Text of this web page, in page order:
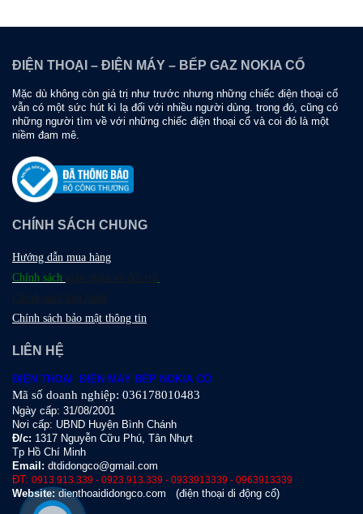
ĐIỆN THOẠI – ĐIỆN MÁY – BẾP GAZ NOKIA CỔ
Mặc dù không còn giá trị như trước nhưng những chiếc điện thoại cổ
vẫn có một sức hút kì lạ đối với nhiều người dùng. trong đó, cũng có
những người tìm về với những chiếc điện thoại cổ và coi đó là một
niềm đam mê.
CHÍNH SÁCH CHUNG
Hướng dẫn mua hàng
Chính sách giao nhận và đổi trả
Chính sách bảo hành
Chính sách bảo mật thông tin
LIÊN HỆ
ĐIỆN THOẠI ĐIỆN MÁY BẾP NOKIA CỔ
Mã số doanh nghiệp: 036178010483
Ngày cấp: 31/08/2001
Nơi cấp: UBND Huyện Bình Chánh
Đ/c: 1317 Nguyễn Cữu Phú, Tân Nhựt
Tp Hồ Chí Minh
Email: dtdidongco@gmail.com
ĐT: 0913.913.339 - 0923.913.339 - 0933913339 - 0963913339
Website: dienthoaididongco.com (điện thoại di động cổ)